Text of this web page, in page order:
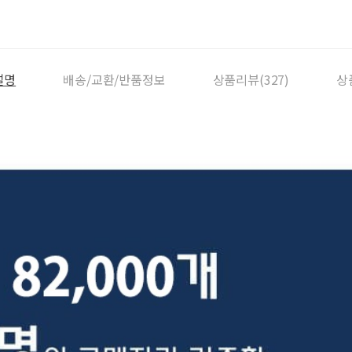
배송/교환/반품정보 상품리뷰(327)